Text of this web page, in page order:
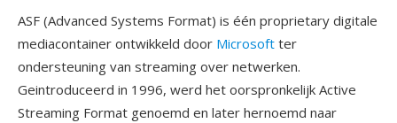
ASF (Advanced Systems Format) is één proprietary digitale
mediacontainer ontwikkeld door Microsoft ter
ondersteuning van streaming over netwerken.
Geintroduceerd in 1996, werd het oorspronkelijk Active
Streaming Format genoemd en later hernoemd naar